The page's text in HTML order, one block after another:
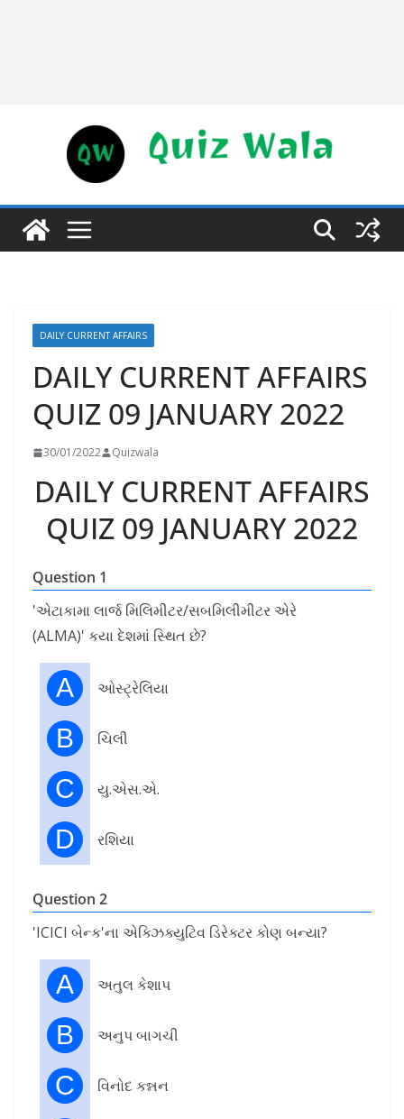
DAILY CURRENT AFFAIRS
DAILY CURRENT AFFAIRS
QUIZ 09 JANUARY 2022
30/01/2022 Quizwala
DAILY CURRENT AFFAIRS
QUIZ 09 JANUARY 2022
Question 1
'એટાકામા લાર્જ મિલિમીટર/સબમિલીમીટર એરે
(ALMA)' કયા દેશમાં સ્થિત છે?
A ઓસ્ટ્રેલિયા
B ચિલી
C યુ.એસ.એ.
D રશિયા
Question 2
'ICICI બેન્ક'ના એક્ઝિક્યુટિવ ડિરેક્ટર કોણ બન્યા?
A અતુલ કેશાપ
B અનુપ બાગચી
C વિનોદ કન્નન